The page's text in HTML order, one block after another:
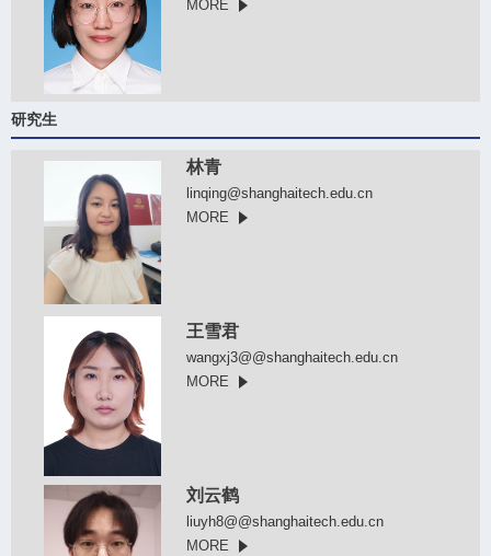
MORE
研究生
林青
linqing@shanghaitech.edu.cn
MORE
王雪君
wangxj3@@shanghaitech.edu.cn
MORE
刘云鹤
liuyh8@@shanghaitech.edu.cn
MORE